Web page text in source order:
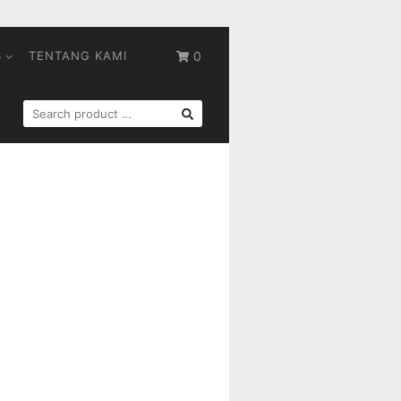
0
TENTANG KAMI
SEARCH
FOR: